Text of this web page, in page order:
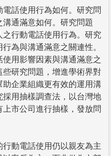
話使用行為如何。研究問
通滿意如何。研究問題
行動電話使用行為。研究
為與溝通滿意之關連性。
用影響因素與溝通滿意之
研究問題，增進學術界對
企業組織更有效的運用溝
用抽樣調查法，以台灣地
市公司進行抽樣，發放問
動電話使用仍以親友為主